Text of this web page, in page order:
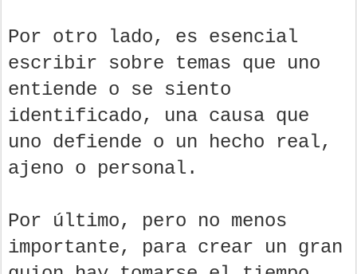
Por otro lado, es esencial
escribir sobre temas que uno
entiende o se siento
identificado, una causa que
uno defiende o un hecho real,
ajeno o personal.
Por último, pero no menos
importante, para crear un gran